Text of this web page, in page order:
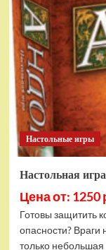
игра
Hobby
World
Хит
Настольные игры
Настольная
Цена от: 1250
Готовы защитить
опасности? Враги
только небольшая